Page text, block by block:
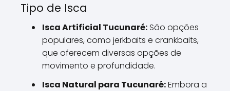
Tipo de Isca
Isca Artificial Tucunaré:São opções
populares, como jerkbaits e crankbaits,
que oferecem diversas opções de
movimento e profundidade.
Isca Natural para Tucunaré:Embora a